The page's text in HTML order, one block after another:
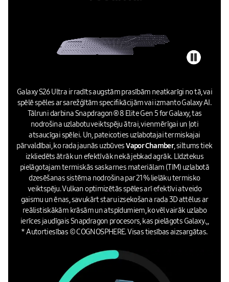
Galaxy S26 Ultra ir radīts augstām prasībām neatkarīgi no tā, vai
spēlē spēles ar sarežģītām specifikācijām vai izmanto Galaxy AI.
Tālruni darbina Snapdragon® 8 Elite Gen 5 for Galaxy, tas
nodrošina uzlabotu veiktspēju ātrai, vienmērīgai un ļoti
atsaucīgai spēlei. Un, pateicoties uzlabotajai termiskajai
pārvaldībai, ko rada jaunās uzbūvesVapor Chamber, siltums tiek
izkliedēts ātrāk un efektīvāk nekā jebkad agrāk. Līdztekus
pielāgotajam termiskās saskarnes materiālam (TIM) uzlabotā
dzesēšanas sistēma nodrošina par 21% lielāku termisko
veiktspēju. Vulkan optimizētās spēles arī efektīvi atveido
gaismu un ēnas, savukārt staru izsekošana rada 3D attēlus ar
reālistiskākām krāsām un atspīdumiem, ko vēl vairāk uzlabo
ierīces jaudīgais Snapdragon procesors, kas pielāgots Galaxy.,,
* Autortiesības © COGNOSPHERE. Visas tiesības aizsargātas.